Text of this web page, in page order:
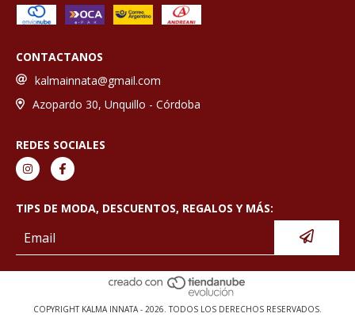
CONTACTANOS
kalmainnata@gmail.com
Azopardo 30, Unquillo - Córdoba
REDES SOCIALES
TIPS DE MODA, DESCUENTOS, REGALOS Y MÁS:
COPYRIGHT KALMA INNATA - 2026. TODOS LOS DERECHOS RESERVADOS.